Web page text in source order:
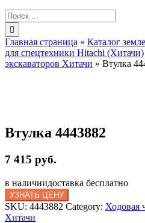
Результат
поиска:
Главная страница » Каталог
для спецтехники Hitachi (Хитачи)
экскаваторов Хитачи » Втулка
Втулка 4443882
7 415 руб.
в наличиидоставка бесплатно
УЗНАТЬ ЦЕНУ
SKU: 4443882 Category: Ходовая
Хитачи